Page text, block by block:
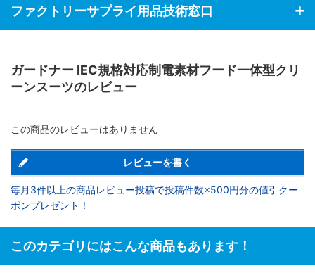
ファクトリーサプライ用品技術窓口
ガードナー IEC規格対応制電素材フード一体型クリ
ーンスーツのレビュー
この商品のレビューはありません
レビューを書く
毎月3件以上の商品レビュー投稿で投稿件数×500円分の値引クー
ポンプレゼント！
このカテゴリにはこんな商品もあります！